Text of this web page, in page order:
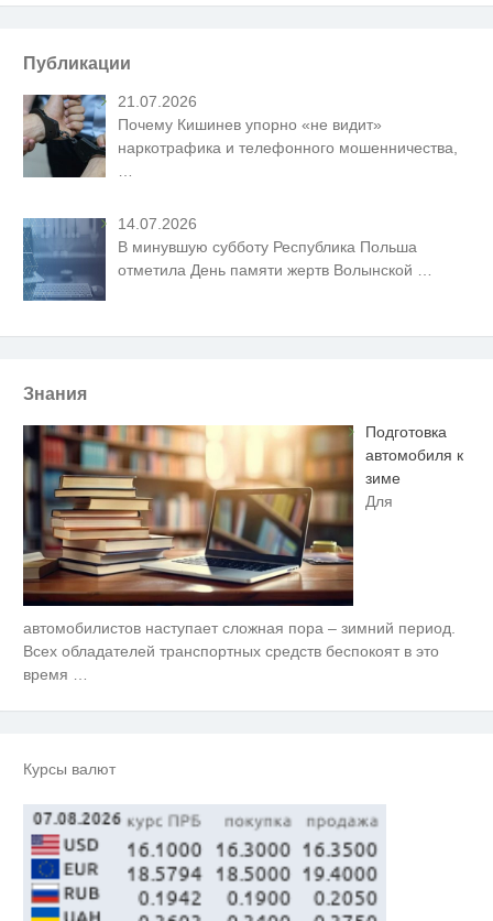
Публикации
21.07.2026
Почему Кишинев упорно «не видит»
наркотрафика и телефонного мошенничества,
14.07.2026
В минувшую субботу Республика Польша
отметила День памяти жертв Волынской …
Знания
Подготовка
автомобиля к
зиме
Для
автомобилистов наступает сложная пора – зимний период.
Всех обладателей транспортных средств беспокоят в это
время …
Курсы валют
i
Ролик длится пару секунд, но
вы будете в шоке от увиденного
смеяться долго